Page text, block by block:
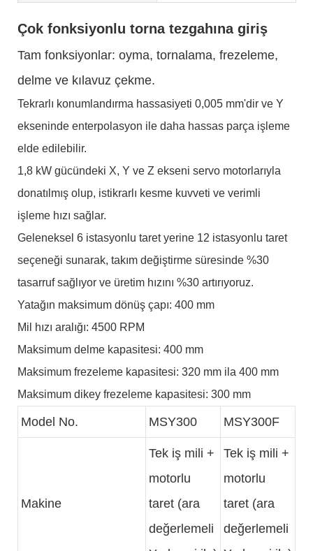
Çok fonksiyonlu torna tezgahına giriş
Tam fonksiyonlar: oyma, tornalama, frezeleme,
delme ve kılavuz çekme.
Tekrarlı konumlandırma hassasiyeti 0,005 mm'dir ve Y
ekseninde enterpolasyon ile daha hassas parça işleme
elde edilebilir.
1,8 kW gücündeki X, Y ve Z ekseni servo motorlarıyla
donatılmış olup, istikrarlı kesme kuvveti ve verimli
işleme hızı sağlar.
Geleneksel 6 istasyonlu taret yerine 12 istasyonlu taret
seçeneği sunarak, takım değiştirme süresinde %30
tasarruf sağlıyor ve üretim hızını %30 artırıyoruz.
Yatağın maksimum dönüş çapı: 400 mm
Mil hızı aralığı: 4500 RPM
Maksimum delme kapasitesi: 400 mm
Maksimum frezeleme kapasitesi: 320 mm ila 400 mm
Maksimum dikey frezeleme kapasitesi: 300 mm
Model No. MSY300 MSY300F
Makine
Tek iş mili +
motorlu
taret (ara
değerlemeli
Tek iş mili +
motorlu
taret (ara
değerlemeli